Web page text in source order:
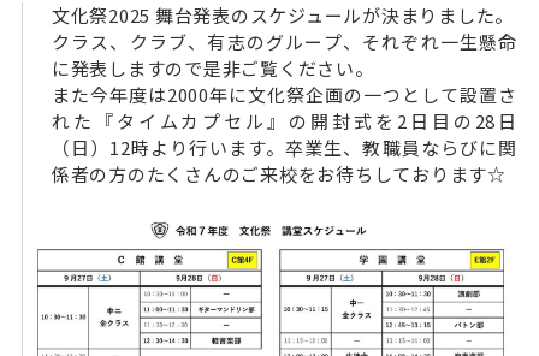
文化祭2025 舞台発表のスケジュールが決まりました。
クラス、クラブ、有志のグループ、それぞれ一生懸命
に発表しますので是非ご覧ください。
また今年度は2000年に文化祭企画の一つとして設置さ
れた『タイムカプセル』の開封式を2日目の28日
（日）12時より行います。卒業生、教職員ならびに関
係者の方のたくさんのご来校をお待ちしております☆